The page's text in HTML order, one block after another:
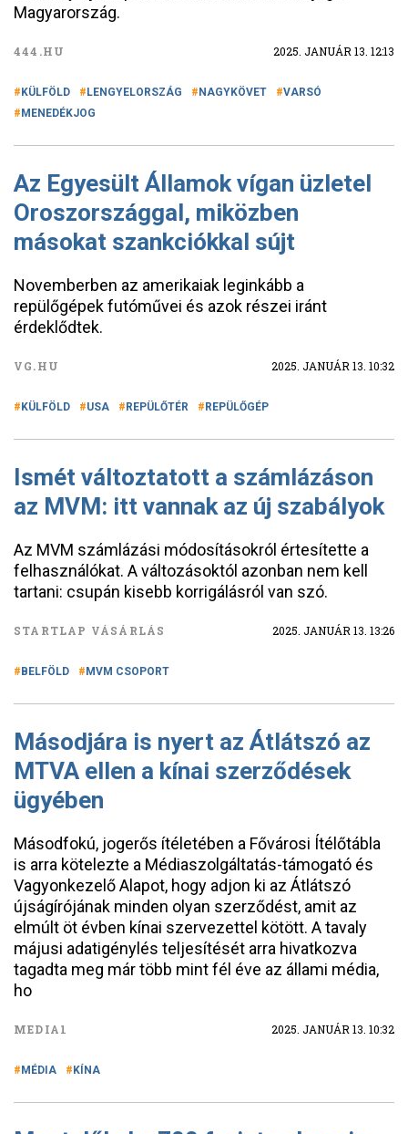
Magyarország.
444.HU 2025. JANUÁR 13. 12:13
KÜLFÖLD LENGYELORSZÁG NAGYKÖVET
VARSÓ
MENEDÉKJOG
Az Egyesült Államok vígan üzletel
Oroszországgal, miközben
másokat szankciókkal sújt
Novemberben az amerikaiak leginkább a
repülőgépek futóművei és azok részei iránt
érdeklődtek.
VG.HU 2025. JANUÁR 13. 10:32
KÜLFÖLD USA REPÜLŐTÉR REPÜLŐGÉP
Ismét változtatott a számlázáson
az MVM: itt vannak az új szabályok
Az MVM számlázási módosításokról értesítette a
felhasználókat. A változásoktól azonban nem kell
tartani: csupán kisebb korrigálásról van szó.
STARTLAP VÁSÁRLÁS 2025. JANUÁR 13. 13:26
BELFÖLD MVM CSOPORT
Másodjára is nyert az Átlátszó az
MTVA ellen a kínai szerződések
ügyében
Másodfokú, jogerős ítéletében a Fővárosi Ítélőtábla
is arra kötelezte a Médiaszolgáltatás-támogató és
Vagyonkezelő Alapot, hogy adjon ki az Átlátszó
újságírójának minden olyan szerződést, amit az
elmúlt öt évben kínai szervezettel kötött. A tavaly
májusi adatigénylés teljesítését arra hivatkozva
tagadta meg már több mint fél éve az állami média,
ho
MEDIA1 2025. JANUÁR 13. 10:32
MÉDIA KÍNA